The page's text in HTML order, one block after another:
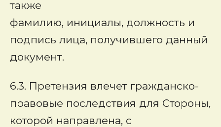
также
фамилию, инициалы, должность и
подпись лица, получившего данный
документ.
6.3. Претензия влечет гражданско-
правовые последствия для Стороны,
которой направлена, с